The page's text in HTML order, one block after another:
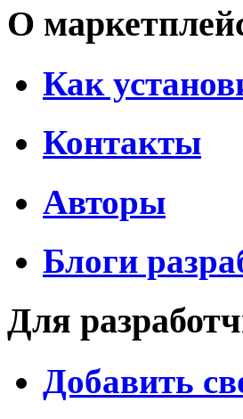
О
Как
Контакты
Авторы
Блоги
Для
Добавить